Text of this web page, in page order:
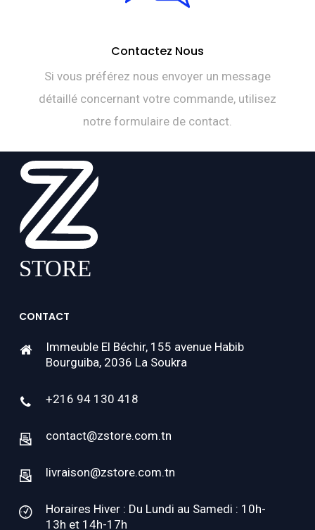
Contactez Nous
Si vous préférez nous envoyer un message
détaillé concernant votre commande, utilisez
notre formulaire de contact.
CONTACT
Immeuble El Béchir, 155 avenue Habib
Bourguiba, 2036 La Soukra
+216 94 130 418
contact@zstore.com.tn
livraison@zstore.com.tn
Horaires Hiver : Du Lundi au Samedi : 10h-
13h et 14h-17h